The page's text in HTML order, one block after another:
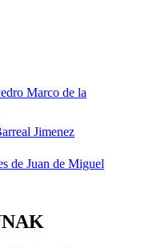
Marco de la
Jimenez
de Juan de Miguel